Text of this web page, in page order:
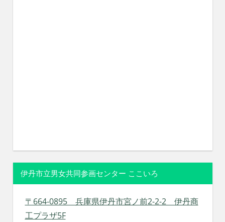
伊丹市立男女共同参画センター ここいろ
〒664-0895 兵庫県伊丹市宮ノ前2-2-2 伊丹商
工プラザ5F